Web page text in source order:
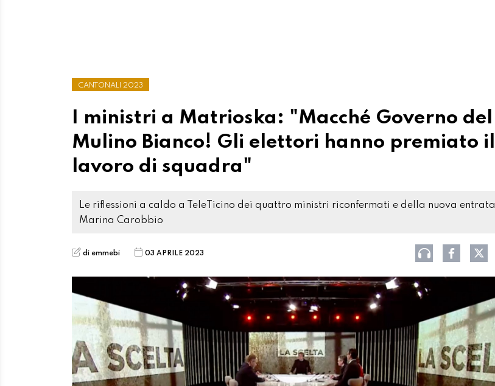
CANTONALI 2023
I ministri a Matrioska: "Macché Governo del
Mulino Bianco! Gli elettori hanno premiato il
lavoro di squadra"
Le riflessioni a caldo a TeleTicino dei quattro ministri riconfermati e della nuova entrata
Marina Carobbio
di emmebi 03 APRILE 2023